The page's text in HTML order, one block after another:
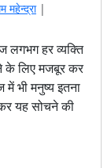
महेन्द्रा |
हर व्यक्ति
के लिए मजबूर कर
भी मनुष्य इतना
यह सोचने की